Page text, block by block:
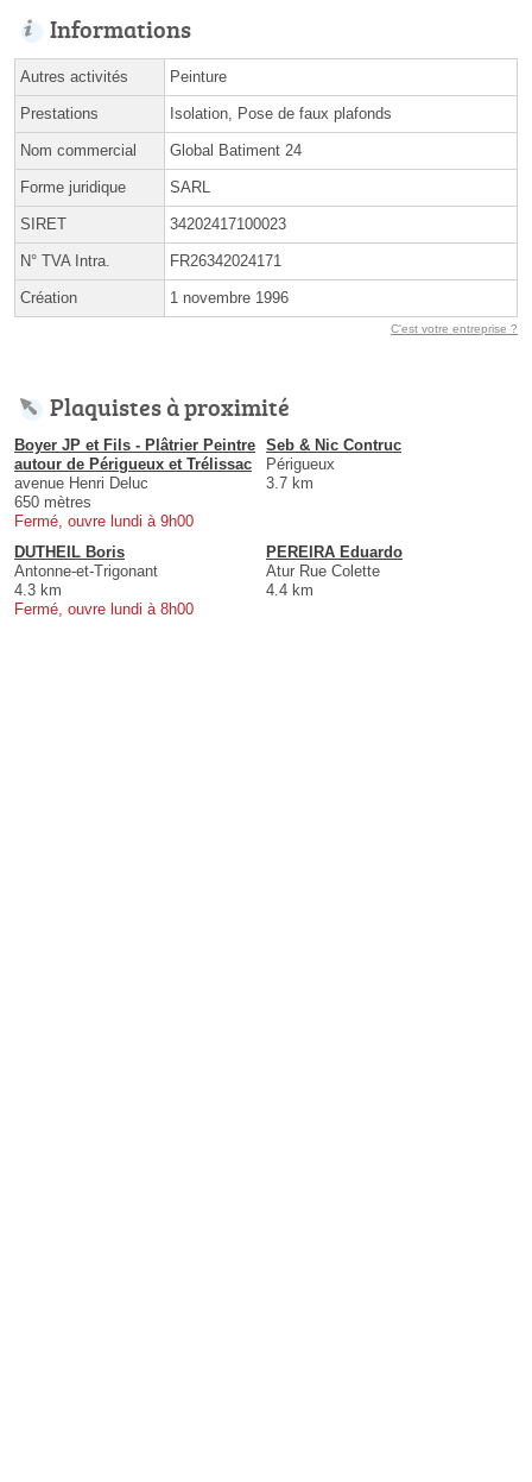
Informations
Autres activités Peinture
Prestations Isolation, Pose de faux plafonds
Nom commercial Global Batiment 24
Forme juridique SARL
SIRET 34202417100023
N° TVA Intra. FR26342024171
Création 1 novembre 1996
C'est votre entreprise ?
Plaquistes à proximité
Boyer JP et Fils - Plâtrier Peintre
autour de Périgueux et Trélissac
avenue Henri Deluc
650 mètres
Fermé, ouvre lundi à 9h00
Seb & Nic Contruc
Périgueux
3.7 km
DUTHEIL Boris
Antonne-et-Trigonant
4.3 km
Fermé, ouvre lundi à 8h00
PEREIRA Eduardo
Atur Rue Colette
4.4 km